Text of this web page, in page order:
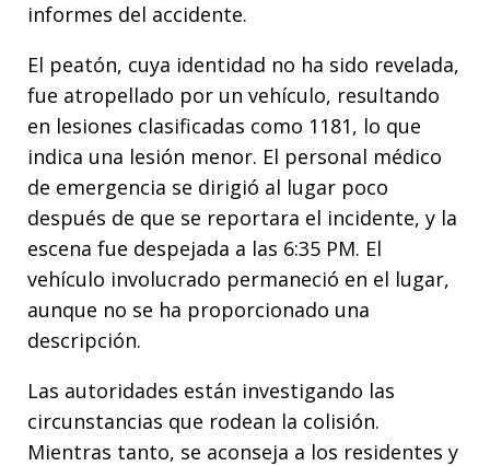
informes del accidente.
El peatón, cuya identidad no ha sido revelada,
fue atropellado por un vehículo, resultando
en lesiones clasificadas como 1181, lo que
indica una lesión menor. El personal médico
de emergencia se dirigió al lugar poco
después de que se reportara el incidente, y la
escena fue despejada a las 6:35 PM. El
vehículo involucrado permaneció en el lugar,
aunque no se ha proporcionado una
descripción.
Las autoridades están investigando las
circunstancias que rodean la colisión.
Mientras tanto, se aconseja a los residentes y